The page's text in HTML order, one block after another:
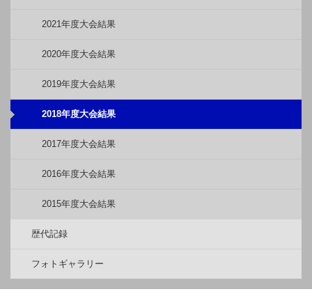
2021年度大会結果
2020年度大会結果
2019年度大会結果
2018年度大会結果
2017年度大会結果
2016年度大会結果
2015年度大会結果
歴代記録
フォトギャラリー